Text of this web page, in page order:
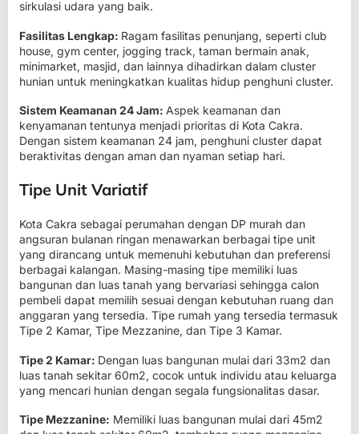
sirkulasi udara yang baik.
Fasilitas Lengkap: Ragam fasilitas penunjang, seperti club
house, gym center, jogging track, taman bermain anak,
minimarket, masjid, dan lainnya dihadirkan dalam cluster
hunian untuk meningkatkan kualitas hidup penghuni cluster.
Sistem Keamanan 24 Jam: Aspek keamanan dan
kenyamanan tentunya menjadi prioritas di Kota Cakra.
Dengan sistem keamanan 24 jam, penghuni cluster dapat
beraktivitas dengan aman dan nyaman setiap hari.
Tipe Unit Variatif
Kota Cakra sebagai perumahan dengan DP murah dan
angsuran bulanan ringan menawarkan berbagai tipe unit
yang dirancang untuk memenuhi kebutuhan dan preferensi
berbagai kalangan. Masing-masing tipe memiliki luas
bangunan dan luas tanah yang bervariasi sehingga calon
pembeli dapat memilih sesuai dengan kebutuhan ruang dan
anggaran yang tersedia. Tipe rumah yang tersedia termasuk
Tipe 2 Kamar, Tipe Mezzanine, dan Tipe 3 Kamar.
Tipe 2 Kamar: Dengan luas bangunan mulai dari 33m2 dan
luas tanah sekitar 60m2, cocok untuk individu atau keluarga
yang mencari hunian dengan segala fungsionalitas dasar.
Tipe Mezzanine: Memiliki luas bangunan mulai dari 45m2